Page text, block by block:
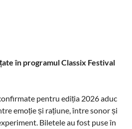
în programul Classix Festival
pentru ediția 2026 aduc
emoție și rațiune, între sonor și
Biletele au fost puse în